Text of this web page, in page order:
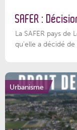
SAFER :
La SAFER pays
qu’elle a décidé de
Urbanisme